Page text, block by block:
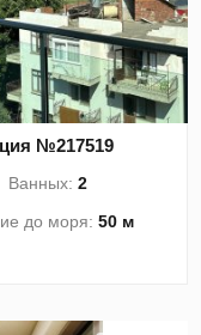
№217519
Ванных:2
до моря:50 м